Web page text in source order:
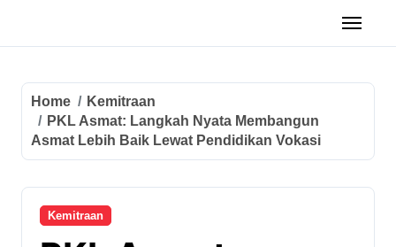
Home
Kemitraan
PKL Asmat: Langkah Nyata Membangun
Asmat Lebih Baik Lewat Pendidikan Vokasi
Kemitraan